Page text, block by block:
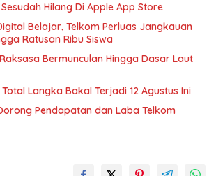
Hilang Di Apple App Store
Belajar, Telkom Perluas Jangkauan
Ratusan Ribu Siswa
Bermunculan Hingga Dasar Laut
Langka Bakal Terjadi 12 Agustus Ini
Pendapatan dan Laba Telkom